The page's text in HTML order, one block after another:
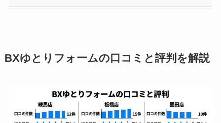
BXゆとりフォームの口コミと評判を解説